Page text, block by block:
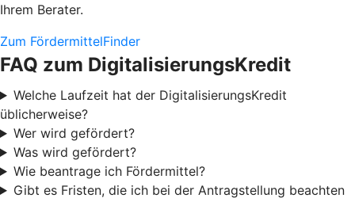
Ihrem Berater.
Zum FördermittelFinder
FAQ zum DigitalisierungsKredit
Welche Laufzeit hat der DigitalisierungsKredit
üblicherweise?
Wer wird gefördert?
Was wird gefördert?
Wie beantrage ich Fördermittel?
Gibt es Fristen, die ich bei der Antragstellung beachten